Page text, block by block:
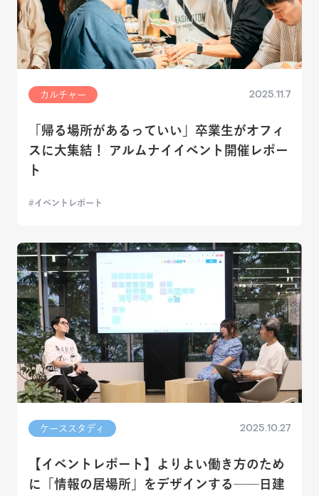
カルチャー 2025.11.7
「帰る場所があるっていい」卒業生がオフィ
スに大集結！ アルムナイイベント開催レポー
ト
イベントレポート
ケーススタディ 2025.10.27
【イベントレポート】よりよい働き方のため
に「情報の居場所」をデザインする──日建